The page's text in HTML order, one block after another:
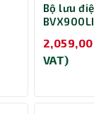
Bộ lưu
VAT)